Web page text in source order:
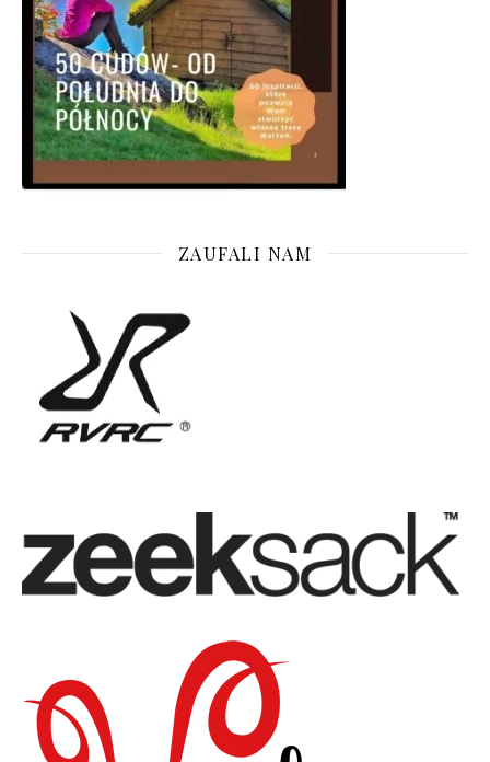
ZAUFALI NAM